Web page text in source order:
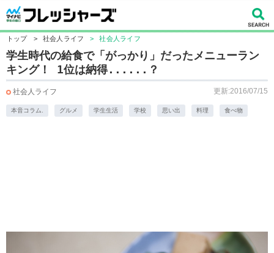
トップ > 社会人ライフ > 社会人ライフ
学生時代の給食で「がっかり」だったメニューラン
キング！ 1位は納得......？
社会人ライフ 更新:2016/07/15
本音コラム. グルメ 学生生活 学校 思い出 料理 食べ物